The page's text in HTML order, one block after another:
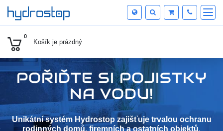
0
Košík je prázdný
POŘIĎTE SI POJISTKY
NA VODU!
Unikátní systém Hydrostop zajišťuje trvalou ochranu
rodinných domů, firemních a ostatních objektů.